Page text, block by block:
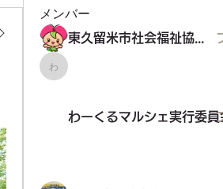
メンバー
東久留米市社会福祉協議会
わーくるマルシェ実行委員会
わーくるマルシェ実行委員